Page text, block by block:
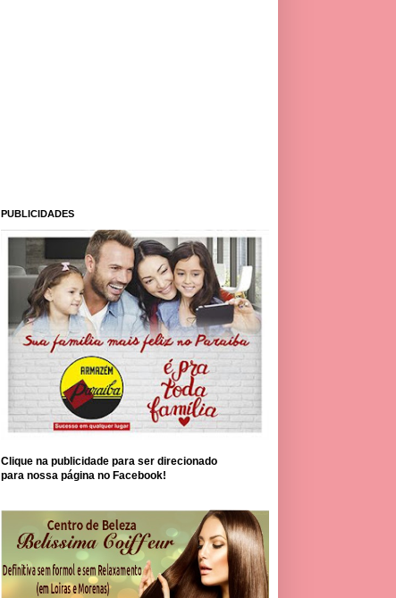
PUBLICIDADES
Clique na publicidade para ser direcionado
para nossa página no Facebook!